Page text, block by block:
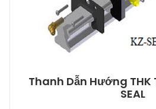
Thanh Dẫn Hướng THK
SEAL